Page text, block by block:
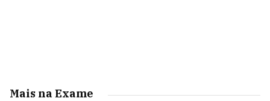
Mais na Exame